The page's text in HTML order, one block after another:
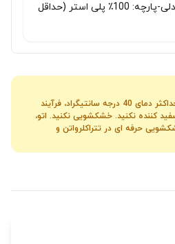
پوشش برای بخش 2 صندلی-پارچه: 100٪ پلی استر (حداقل
شستشو با ماشین لباسشویی، حداکثر دمای 40 درجه سانتیگراد، فرآیند
کننده نکنید. خشکشویی نکنید. اتو،
خشکشویی حرفه ای در تتراکلرواتن و